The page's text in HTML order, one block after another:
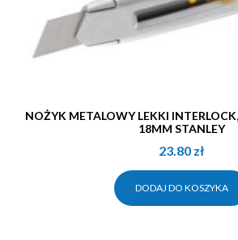
NOŻYK METALOWY LEKKI INTERLOCK, OSTRZE ŁAMANE
18MM STANLEY
23.80 zł
DODAJ DO KOSZYKA